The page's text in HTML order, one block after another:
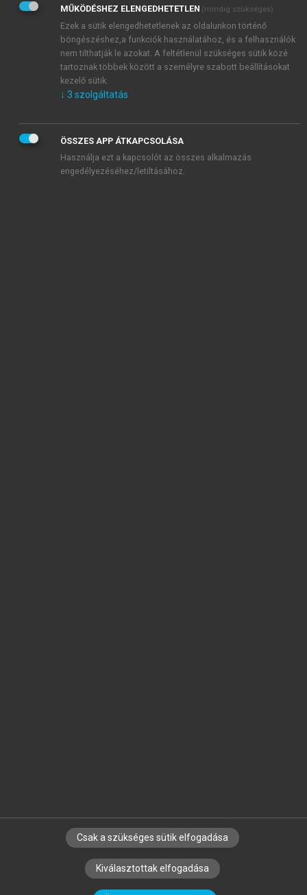
Adatkezelési tájékoztatóbanfoglaltakat tudomásul
veszem és elfogadom.
Általános vásárlási feltételeket, valamint a szotar.netés a
mersz.huoldalak licencszerződéseiben foglaltakat
tudomásul veszem és elfogadom.
KIPRÓBÁLOM
SZERZŐKNEK CÉGEKNEK KÖNYVTÁROSOKNAK
SZERKESZTÉSI ÉS LEKTORÁLÁSI ALAPELVEK
MŰKÖDÉSHEZ ELENGEDHETETLEN (mindig szükséges)
Ezek a sütik elengedhetetlenek az oldalunkon történő
böngészéshez,a funkciók használatához, és a felhasználók
nem tilthatják le azokat. A feltétlenül szükséges sütik közé
tartoznak többek között a személyre szabott beállításokat
kezelő sütik.
↓ 3 szolgáltatás
ÖSSZES APP ÁTKAPCSOLÁSA
Használja ezt a kapcsolót az összes alkalmazás
engedélyezéséhez/letiltásához.
Csak a szükséges sütik elfogadása
Kiválasztottak elfogadása